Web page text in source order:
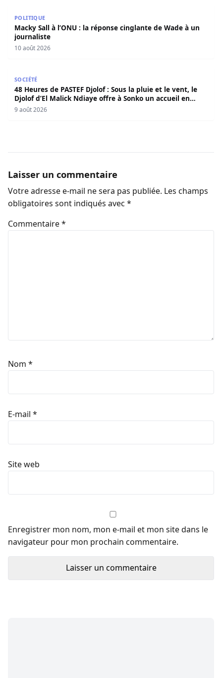
POLITIQUE
Macky Sall à l’ONU : la réponse cinglante de Wade à un
journaliste
10 août 2026
SOCIÉTÉ
48 Heures de PASTEF Djolof : Sous la pluie et le vent, le
Djolof d’El Malick Ndiaye offre à Sonko un accueil en
apothéose
9 août 2026
Laisser un commentaire
Votre adresse e-mail ne sera pas publiée. Les champs
obligatoires sont indiqués avec *
Commentaire*
Nom *
E-mail *
Site web
Enregistrer mon nom, mon e-mail et mon site dans le
navigateur pour mon prochain commentaire.